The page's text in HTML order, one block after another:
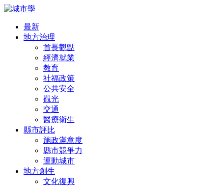
最新
地方治理
首長觀點
經濟就業
教育
社福政策
公共安全
觀光
交通
醫療衛生
縣市評比
施政滿意度
縣市競爭力
運動城市
地方創生
文化復興